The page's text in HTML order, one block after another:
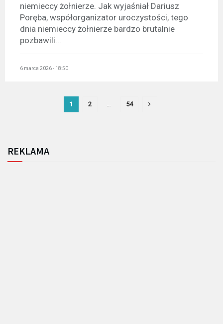
niemieccy żołnierze. Jak wyjaśniał Dariusz
Poręba, współorganizator uroczystości, tego
dnia niemieccy żołnierze bardzo brutalnie
pozbawili...
6 marca 2026 - 18:50
1 2 … 54
REKLAMA